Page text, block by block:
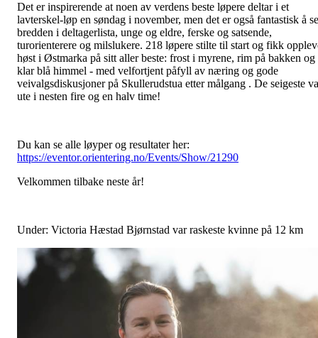
Det er inspirerende at noen av verdens beste løpere deltar i et
lavterskel-løp en søndag i november, men det er også fantastisk å se
bredden i deltagerlista, unge og eldre, ferske og satsende,
turorienterere og milslukere. 218 løpere stilte til start og fikk
høst i Østmarka på sitt aller beste: frost i myrene, rim på bakken og
klar blå himmel - med velfortjent påfyll av næring og gode
veivalgsdiskusjoner på Skullerudstua etter målgang . De seigeste
ute i nesten fire og en halv time!
Du kan se alle løyper og resultater her:
https://eventor.orientering.no/Events/Show/21290
Velkommen tilbake neste år!
Under: Victoria Hæstad Bjørnstad var raskeste kvinne på 12 km